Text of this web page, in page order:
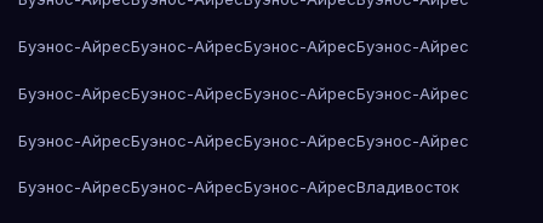
Буэнос-АйресБуэнос-АйресБуэнос-АйресБуэнос-Айрес
Буэнос-АйресБуэнос-АйресБуэнос-АйресБуэнос-Айрес
Буэнос-АйресБуэнос-АйресБуэнос-АйресБуэнос-Айрес
Буэнос-АйресБуэнос-АйресБуэнос-АйресВладивосток